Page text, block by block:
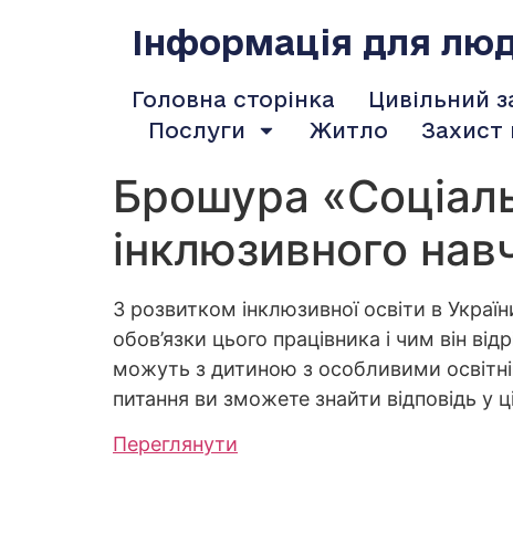
Інформація для
Головна сторінка Цивільний
Послуги
Житло Захист
Брошура
інклюзивного
З розвитком інклюзивної освіти в
обов’язки цього працівника і чим він
можуть з дитиною з особливими
питання ви зможете знайти відповідь у
Переглянути